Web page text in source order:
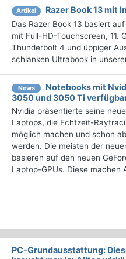
Artikel Razer Book 13 mit
Das Razer Book 13 basiert
mit Full-HD-Touchscreen, 11.
Thunderbolt 4 und üppiger
schlanken Ultrabook in
News
Notebooks mit
3050 und 3050 Ti
Nvidia präsentierte seine
Laptops, die Echtzeit-
möglich machen und schon
werden. Die meisten der
basieren auf den neuen
Laptop-GPUs. Diese machen
PC-Grundausstattung: